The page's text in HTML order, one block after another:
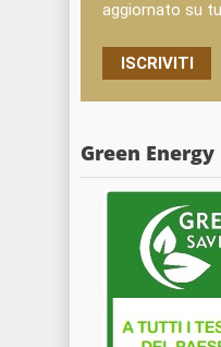
aggiornato su
ISCRIVITI
Green Energy